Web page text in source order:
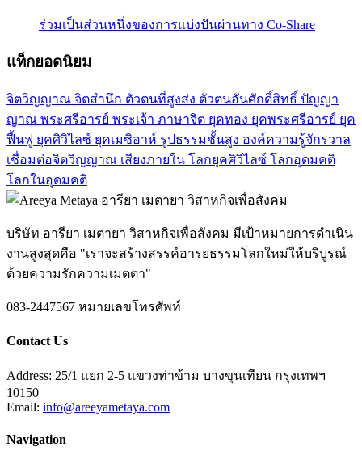
ร่วมเป็นส่วนหนึ่งของการแบ่งปันผ่านทาง Co-Share
แท็กยอดนิยม
จิตวิญญาณ จิตสำนึก ตัวตนที่สูงส่ง ตัวตนอันศักดิ์สิทธิ์ ปัญญา
ญาณ พระศรีอารย์ พระเจ้า ภาษาจิต ยุคทอง ยุคพระศรีอารย์ ยุค
ฟื้นฟู ยุคศิวิไลซ์ ยุคเมซิอาห์ รูปธรรมชั้นสูง องค์ความรู้จักรวาล
เชื่อมต่อจิตวิญญาณ เสียงภายใน โลกยุคศิวิไลซ์ โลกอุดมคติ
โลกในอุดมคติ
บริษัท อารียา เมตายา วิสาหกิจเพื่อสังคม มีเป้าหมายการดำเนิน
งานสูงสุดคือ "เราจะสร้างสรรค์อารยธรรมโลกใหม่ให้บริบูรณ์
ด้วยความรักความเมตตา"
083-2447567 หมายเลขโทรศัพท์
Contact Us
Address: 25/1 แยก 2-5 แขวงท่าข้าม บางขุนเทียน กรุงเทพฯ
10150
Email: info@areeyametaya.com
Navigation